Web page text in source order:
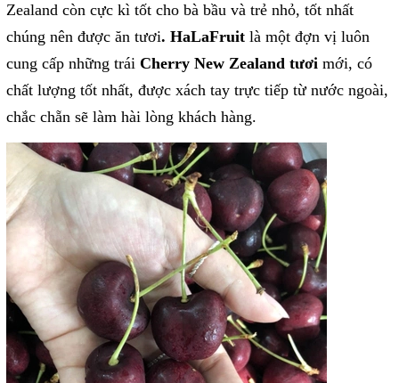
Zealand còn cực kì tốt cho bà bầu và trẻ nhỏ, tốt nhất
chúng nên được ăn tươi. HaLaFruit là một đợn vị luôn
cung cấp những trái Cherry New Zealand tươi mới, có
chất lượng tốt nhất, được xách tay trực tiếp từ nước ngoài,
chắc chẵn sẽ làm hài lòng khách hàng.